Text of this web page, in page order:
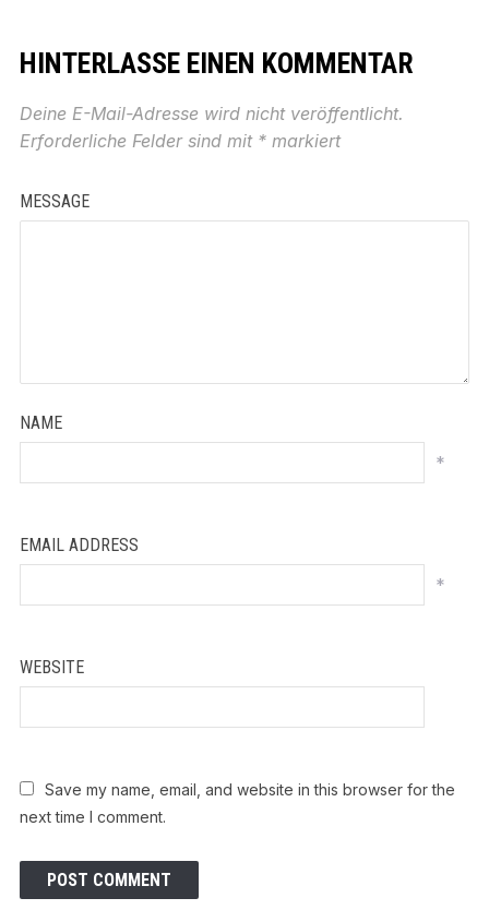
HINTERLASSE EINEN KOMMENTAR
Deine E-Mail-Adresse wird nicht veröffentlicht.
Erforderliche Felder sind mit *markiert
MESSAGE
NAME
*
EMAIL ADDRESS
*
WEBSITE
Save my name, email, and website in this browser for the
next time I comment.